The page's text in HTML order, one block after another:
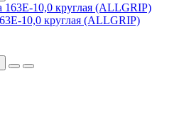
10,0 круглая (ALLGRIP)